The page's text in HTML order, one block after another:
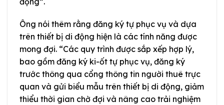
Ông nói thêm rằng đăng ký tự phục vụ và dựa
trên thiết bị di động hiện là các tính năng được
mong đợi. “Các quy trình được sắp xếp hợp lý,
bao gồm đăng ký ki-ốt tự phục vụ, đăng ký
trước thông qua cổng thông tin người thuê trực
quan và gửi biểu mẫu trên thiết bị di động, giảm
thiểu thời gian chờ đợi và nâng cao trải nghiệm